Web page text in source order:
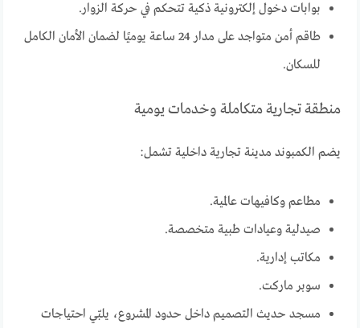
بوابات دخول إلكترونية ذكية تتحكم في حركة الزوار.
طاقم أمن متواجد على مدار 24 ساعة يوميًا لضمان الأمان الكامل
للسكان.
منطقة تجارية متكاملة وخدمات يومية
يضم الكمبوند مدينة تجارية داخلية تشمل:
مطاعم وكافيهات عالمية.
صيدلية وعيادات طبية متخصصة.
مكاتب إدارية.
سوبر ماركت.
مسجد حديث التصميم داخل حدود المشروع، يلبّي احتياجات